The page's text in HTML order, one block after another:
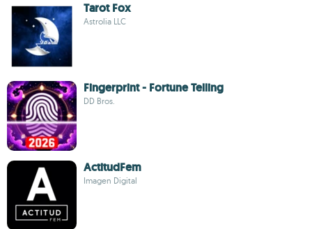
Tarot Fox
Astrolia LLC
Fingerprint - Fortune Telling
DD Bros.
ActitudFem
Imagen Digital